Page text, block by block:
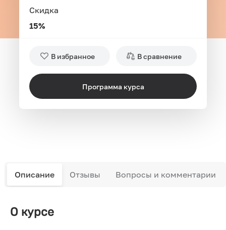
Скидка
15%
В избранное В сравнение
Программа курса
Описание Отзывы Вопросы и комментарии
О курсе